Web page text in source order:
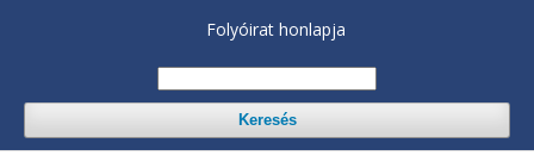
Folyóirat honlapja
Keresés